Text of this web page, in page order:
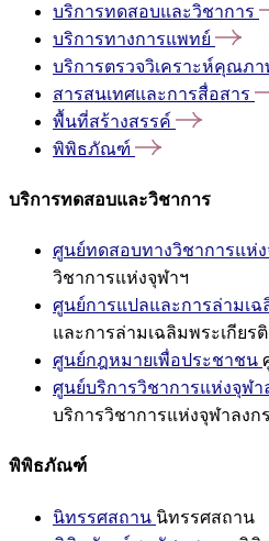
บริการทดสอบและวิชาการ
บริการทางการแพทย์
บริการตรวจวิเคราะห์คุณภา
สารสนเทศและการสื่อสาร
พื้นที่สร้างสรรค์
พิพิธภัณฑ์
บริการทดสอบและวิชาการ
ศูนย์ทดสอบทางวิชาการแห่ง
วิชาการแห่งจุฬาฯ
ศูนย์การแปลและการล่ามเฉ
และการล่ามเฉลิมพระเกียรติ
ศูนย์กฎหมายเพื่อประชาชน
ศูนย์บริการวิชาการแห่งจุฬ
บริการวิชาการแห่งจุฬาลง
พิพิธภัณฑ์
นิทรรศสถาน นิทรรศสถาน